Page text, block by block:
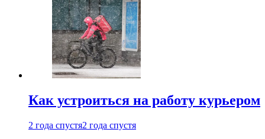
Как устроиться на работу курьером
2 года спустя2 года спустя